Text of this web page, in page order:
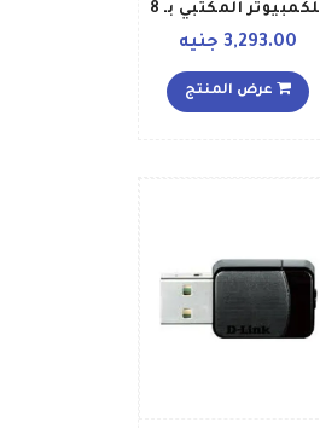
للكمبيوتر المكتبي بـ 8
طراز SF110 08HP أسود
3,293.00 جنيه
عرض المنتج